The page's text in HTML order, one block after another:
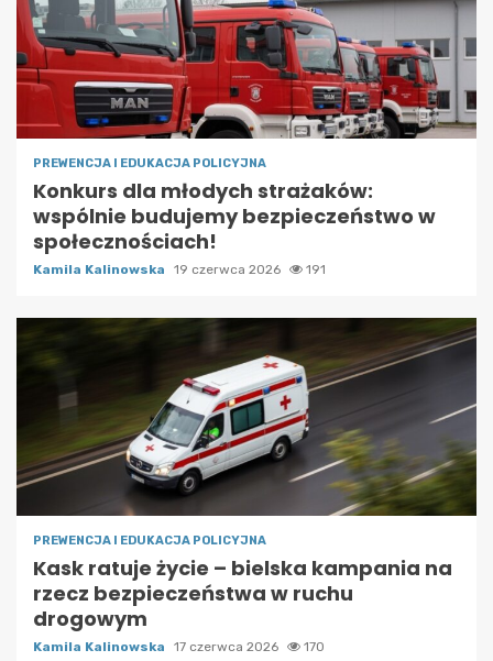
PREWENCJA I EDUKACJA POLICYJNA
Konkurs dla młodych strażaków:
wspólnie budujemy bezpieczeństwo w
społecznościach!
Kamila Kalinowska 19 czerwca 2026 191
PREWENCJA I EDUKACJA POLICYJNA
Kask ratuje życie – bielska kampania na
rzecz bezpieczeństwa w ruchu
drogowym
Kamila Kalinowska 17 czerwca 2026 170